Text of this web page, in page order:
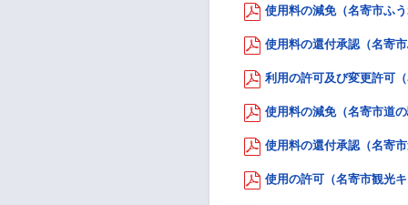
使用料の減免（名寄市ふ
使用料の還付承認（名寄
利用の許可及び変更許可
使用料の減免（名寄市道
使用料の還付承認（名寄
使用の許可（名寄市観光